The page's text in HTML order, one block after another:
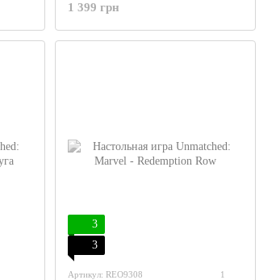
1 399 грн
3
3
Артикул: REO9308 1